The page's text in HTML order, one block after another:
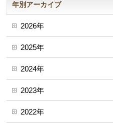
年別アーカイブ
2026年
2025年
2024年
2023年
2022年